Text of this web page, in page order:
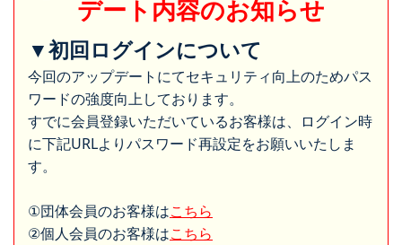
デート内容のお知らせ
▼初回ログインについて
今回のアップデートにてセキュリティ向上のためパス
ワードの強度向上しております。
すでに会員登録いただいているお客様は、ログイン時
に下記URLよりパスワード再設定をお願いいたしま
す。
①団体会員のお客様はこちら
②個人会員のお客様はこちら